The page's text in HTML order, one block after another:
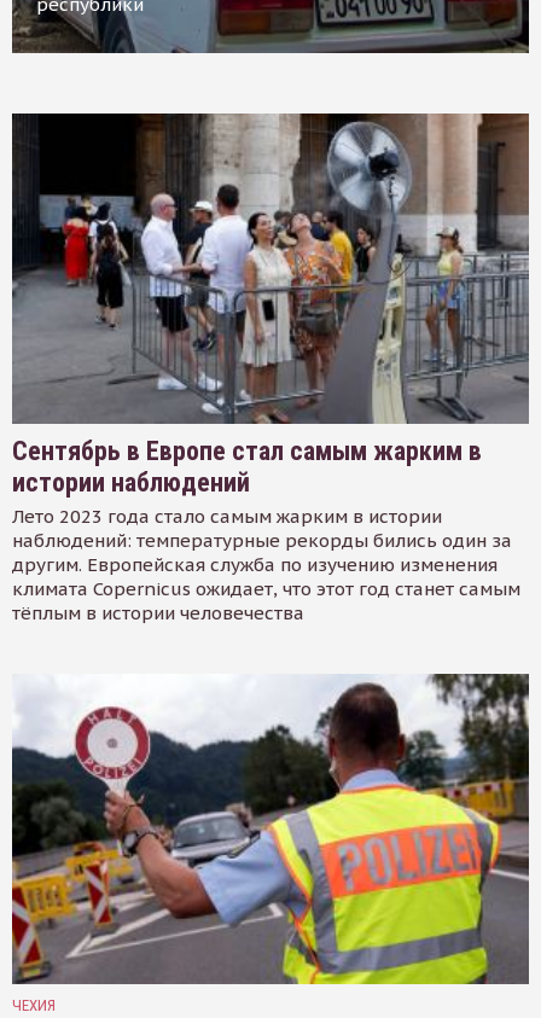
республики
Сентябрь в Европе стал самым жарким в
истории наблюдений
Лето 2023 года стало самым жарким в истории
наблюдений: температурные рекорды бились один за
другим. Европейская служба по изучению изменения
климата Copernicus ожидает, что этот год станет самым
тёплым в истории человечества
ЧЕХИЯ